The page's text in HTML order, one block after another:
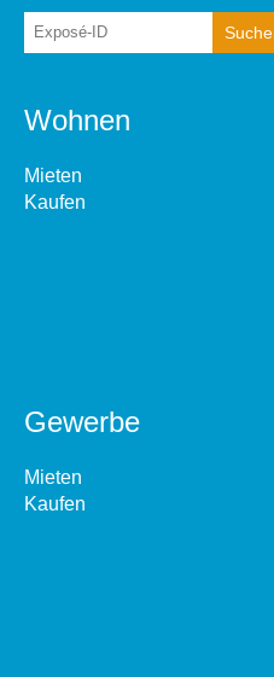
Wohnen
Mieten
Kaufen
Gewerbe
Mieten
Kaufen